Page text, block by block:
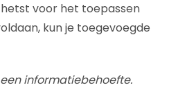
voor het toepassen
kun je toegevoegde
informatiebehoefte.